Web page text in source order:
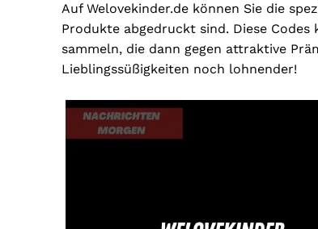
Auf Welovekinder.de können Sie die
Produkte abgedruckt sind. Diese
sammeln, die dann gegen attraktive
Lieblingssüßigkeiten noch lohnender!